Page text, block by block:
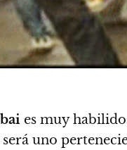
es muy
uno